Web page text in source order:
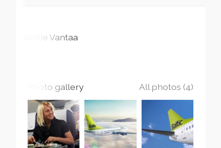
TietotieVantaa
Photo gallery All photos (4)